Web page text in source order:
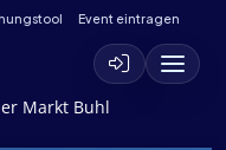
Event eintragen
Markt Buhl